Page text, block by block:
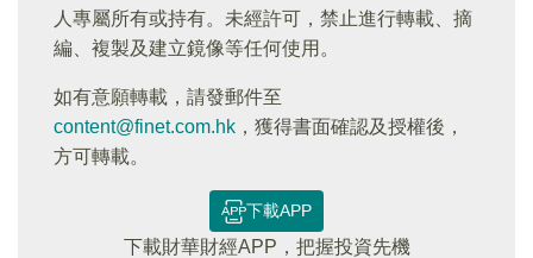
人專屬所有或持有。未經許可，禁止進行轉載、摘
編、複製及建立鏡像等任何使用。
如有意願轉載，請發郵件至
content@finet.com.hk ，獲得書面確認及授權後，
方可轉載。
下載APP
下載財華財經APP，把握投資先機